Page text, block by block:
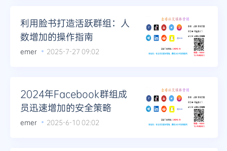
利用脸书打造活跃群组：人
数增加的操作指南
emer 2025-7-27 09:02
2024年Facebook群组成
员迅速增加的安全策略
emer 2025-6-10 02:02